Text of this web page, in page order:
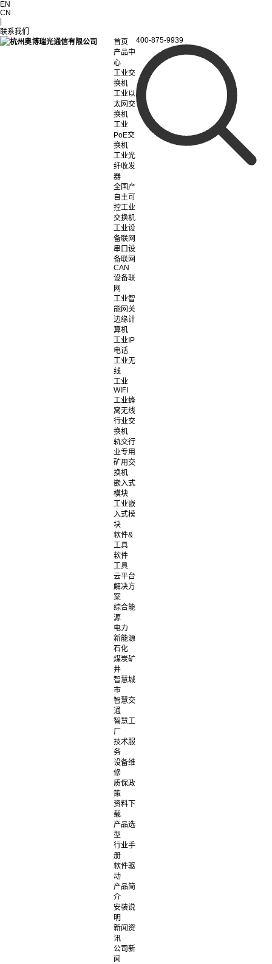
EN
CN
联系我们
首页
产品中
心
工业交
换机
工业以
太网交
换机
工业
PoE交
换机
工业光
纤收发
器
全国产
自主可
控工业
交换机
工业设
备联网
串口设
备联网
CAN
设备联
网
工业智
能网关
边缘计
算机
工业IP
电话
工业无
线
工业
WIFI
工业蜂
窝无线
行业交
换机
轨交行
业专用
矿用交
换机
嵌入式
模块
工业嵌
入式模
块
软件&
工具
软件
工具
云平台
解决方
案
综合能
源
电力
新能源
石化
煤炭矿
井
智慧城
市
智慧交
通
智慧工
厂
技术服
务
设备维
修
质保政
策
资料下
载
产品选
型
行业手
册
软件驱
动
产品简
介
安装说
明
新闻资
讯
公司新
闻
400-875-9939